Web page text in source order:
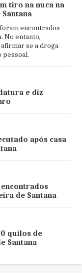
tiro na nuca na
encontrados
No entanto,
se a droga
pessoal.
e diz
após casa
de Santana
quilos de
Santana